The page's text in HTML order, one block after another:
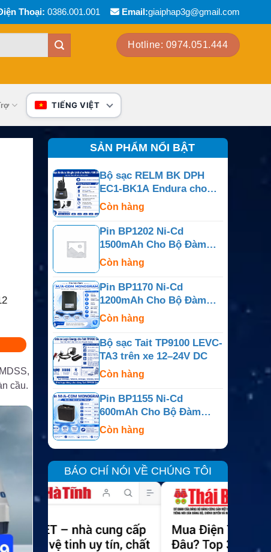
Thoại: 0386.001.001 Email:giaiphap3g@gmail.com
Hotline: 0974.051.444
TIẾNG VIỆT
cầu.
SẢN PHẨM NỔI BẬT
Bộ sạc RELM BK DPH
EC1-BK1A Endura cho
NiCd, NiMH, Li-Ion, LiPo
Còn hàng
Pin BP1202 Ni-Cd
1500mAh Cho Bộ Đàm
M/A-COM Panther 500P
Còn hàng
Pin BP1170 Ni-Cd
1200mAh Cho Bộ Đàm
M/A-COM Monogram
Còn hàng
Bộ sạc Tait TP9100 LEVC-
TA3 trên xe 12–24V DC
Còn hàng
Pin BP1155 Ni-Cd
600mAh Cho Bộ Đàm
M/A-COM Monogram
Còn hàng
BÁO CHÍ NÓI VỀ CHÚNG TÔI